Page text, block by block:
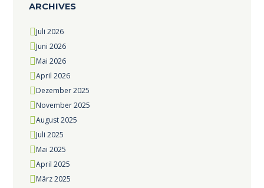
ARCHIVES
Juli 2026
Juni 2026
Mai 2026
April 2026
Dezember2025
November2025
August2025
Juli 2025
Mai 2025
April 2025
März2025